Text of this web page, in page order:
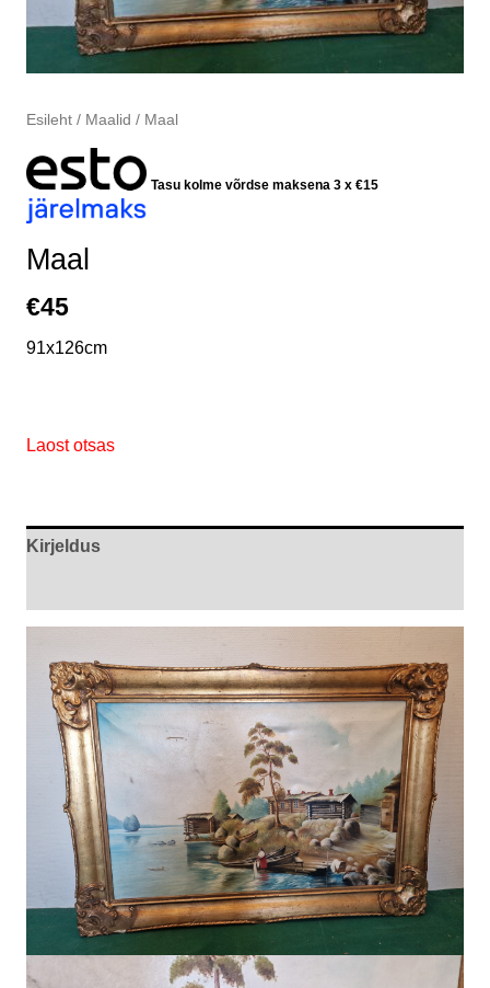
Esileht/ Maalid / Maal
Tasu kolme võrdse maksena 3 x €15
Maal
€45
91x126cm
Laost otsas
Kirjeldus